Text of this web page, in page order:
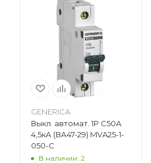
GENERICA
Выкл. автомат. 1Р С50А
4,5кА (ВА47-29) MVA25-1-
050-C
В наличии: 2